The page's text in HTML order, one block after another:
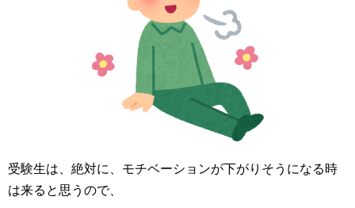
受験生は、絶対に、モチベーションが下がりそうになる時
は来ると思うので、